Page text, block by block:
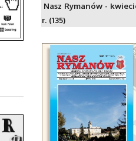
Nasz Rymanów -
r. (135)